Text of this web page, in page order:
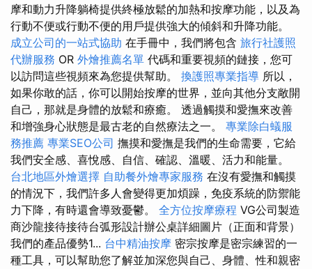
摩和動力升降躺椅提供終極放鬆的加熱和按摩功能，以及為
行動不便或行動不便的用戶提供強大的傾斜和升降功能。
成立公司的一站式協助 在手冊中，我們將包含 旅行社護照
代辦服務 OR 外燴推薦名單 代碼和重要視頻的鏈接，您可
以訪問這些視頻來為您提供幫助。 換護照專業指導 所以，
如果你敢的話，你可以開始按摩的世界，並向其他分支敞開
自己，那就是身體的放鬆和療癒。 透過觸摸和愛撫來改善
和增強身心狀態是最古老的自然療法之一。 專業除白蟻服
務推薦 專業SEO公司 撫摸和愛撫是我們的生命需要，它給
我們安全感、喜悅感、自信、確認、溫暖、活力和能量。
台北地區外燴選擇 自助餐外燴專家服務 在沒有愛撫和觸摸
的情況下，我們許多人會變得更加煩躁，免疫系統的防禦能
力下降，有時還會導致憂鬱。 全方位按摩療程 VG公司製造
商沙龍接待接待台弧形設計辦公桌詳細圖片（正面和背景）
我們的產品優勢1... 台中精油按摩 密宗按摩是密宗練習的一
種工具，可以幫助您了解並加深您與自己、身體、性和親密